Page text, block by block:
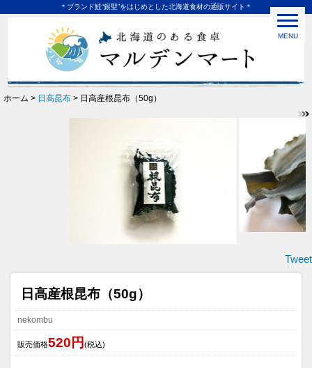
＊ブランド鮭“銀聖”をはじめとした北海道食材の通販サイト＊
MENU
ホーム > 日高昆布 > 日高産根昆布（50g）
Tweet
日高産根昆布（50g）
nekombu
販売価格520円(税込)